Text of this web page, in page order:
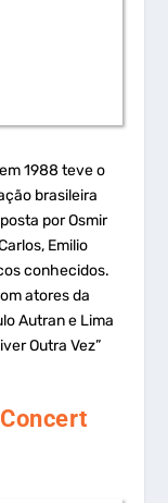
1988 teve o
brasileira
por Osmir
Emilio
conhecidos.
atores da
Autran e Lima
Outra Vez”